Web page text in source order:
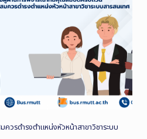
วรดำรงตำแหน่งหัวหน้าสาขาวิชาระบบ